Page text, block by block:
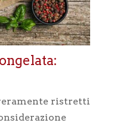
ristretti